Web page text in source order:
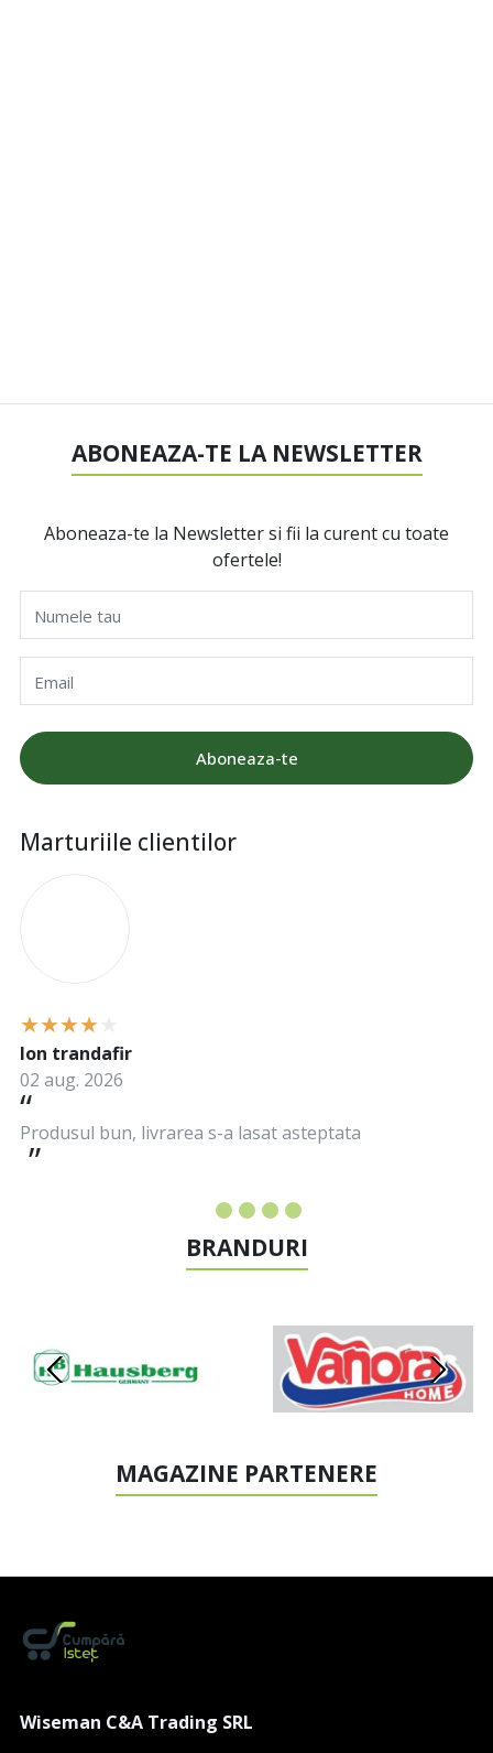
ABONEAZA-TE LA NEWSLETTER
Aboneaza-te la Newsletter si fii la curent cu toate
ofertele!
Numele tau
Email
Aboneaza-te
Marturiile clientilor
Produsul bun, livrarea s-a lasat asteptata
Ion trandafir
02 aug. 2026
BRANDURI
MAGAZINE PARTENERE
Wiseman C&A Trading SRL